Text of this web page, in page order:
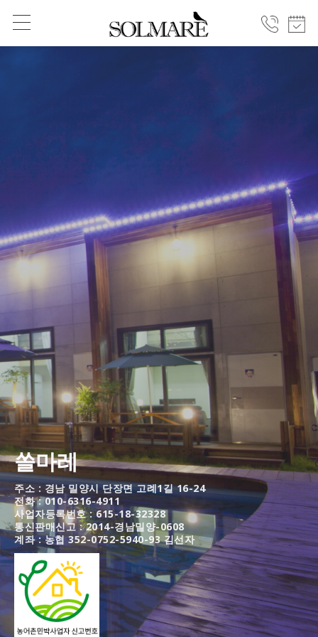
쏠마레
주소 : 경남 밀양시 단장면 고례1길 16-24
전화 : 010-6316-4911
사업자등록번호 : 615-18-32328
통신판매신고 : 2014-경남밀양-0608
계좌 : 농협 352-0752-5940-93 김선자